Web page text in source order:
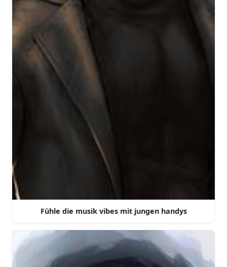
Fühle die musik vibes mit jungen handys